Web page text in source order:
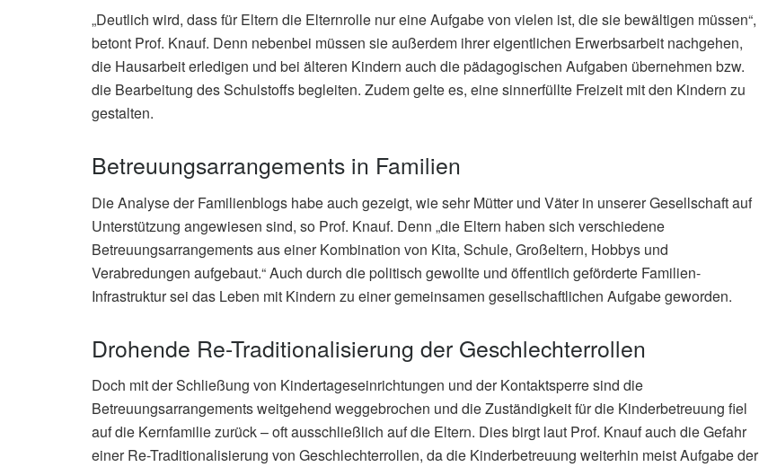
„Deutlich wird, dass für Eltern die Elternrolle nur eine Aufgabe von vielen ist, die sie bewältigen müssen“,
betont Prof. Knauf. Denn nebenbei müssen sie außerdem ihrer eigentlichen Erwerbsarbeit nachgehen,
die Hausarbeit erledigen und bei älteren Kindern auch die pädagogischen Aufgaben übernehmen bzw.
die Bearbeitung des Schulstoffs begleiten. Zudem gelte es, eine sinnerfüllte Freizeit mit den Kindern zu
gestalten.
Betreuungsarrangements in Familien
Die Analyse der Familienblogs habe auch gezeigt, wie sehr Mütter und Väter in unserer Gesellschaft auf
Unterstützung angewiesen sind, so Prof. Knauf. Denn „die Eltern haben sich verschiedene
Betreuungsarrangements aus einer Kombination von Kita, Schule, Großeltern, Hobbys und
Verabredungen aufgebaut.“ Auch durch die politisch gewollte und öffentlich geförderte Familien-
Infrastruktur sei das Leben mit Kindern zu einer gemeinsamen gesellschaftlichen Aufgabe geworden.
Drohende Re-Traditionalisierung der Geschlechterrollen
Doch mit der Schließung von Kindertageseinrichtungen und der Kontaktsperre sind die
Betreuungsarrangements weitgehend weggebrochen und die Zuständigkeit für die Kinderbetreuung fiel
auf die Kernfamilie zurück – oft ausschließlich auf die Eltern. Dies birgt laut Prof. Knauf auch die Gefahr
einer Re-Traditionalisierung von Geschlechterrollen, da die Kinderbetreuung weiterhin meist Aufgabe der